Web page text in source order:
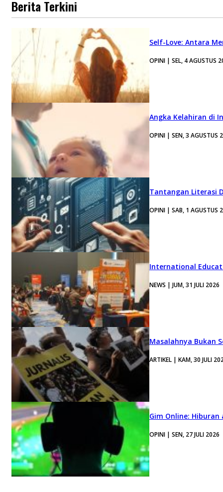
Berita Terkini
Self-Love: Antara
OPINI | SEL, 4 AGUSTUS
Angka Kelahiran di
OPINI | SEN, 3 AGUSTUS
Tantangan Literasi
OPINI | SAB, 1 AGUSTUS
International
NEWS | JUM, 31 JULI 2026
Masalahnya Bukan
ARTIKEL | KAM, 30 JULI
Gim Online:
OPINI | SEN, 27 JULI 2026